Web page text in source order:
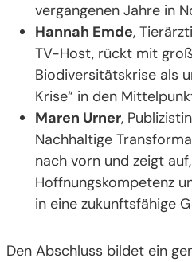
vergangenen Jahre in
Hannah Emde,
TV-Host, rückt mit
Biodiversitätskrise als
Krise“ in den
Maren Urner,
Nachhaltige
nach vorn und zeigt
Hoffnungskompetenz
in eine zukunftsfähige
Den Abschluss bildet ein